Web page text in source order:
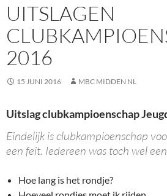
UITSLAGEN
2016
15 JUNI 2016 MBC MIDDEN NL
Uitslag clubkampioenschap
Eindelijk is clubkampioenschap
een feit. Iedereen was toch wel
Hoe lang is het rondje?